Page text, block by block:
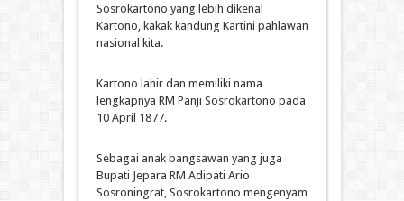
Sosrokartono yang lebih dikenal
Kartono, kakak kandung Kartini pahlawan
nasional kita.
Kartono lahir dan memiliki nama
lengkapnya RM Panji Sosrokartono pada
10 April 1877.
Sebagai anak bangsawan yang juga
Bupati Jepara RM Adipati Ario
Sosroningrat, Sosrokartono mengenyam